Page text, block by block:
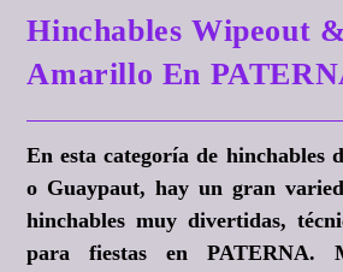
Hinchables Wipeout
Amarillo En
En esta categoría de hinchables
o Guaypaut, hay un gran
hinchables muy divertidas,
para fiestas en PATERNA.